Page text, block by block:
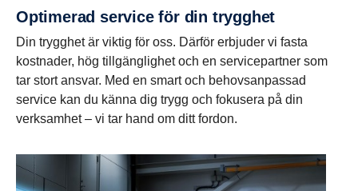
Optimerad service för din trygghet
Din trygghet är viktig för oss. Därför erbjuder vi fasta
kostnader, hög tillgänglighet och en servicepartner som
tar stort ansvar. Med en smart och behovsanpassad
service kan du känna dig trygg och fokusera på din
verksamhet – vi tar hand om ditt fordon.